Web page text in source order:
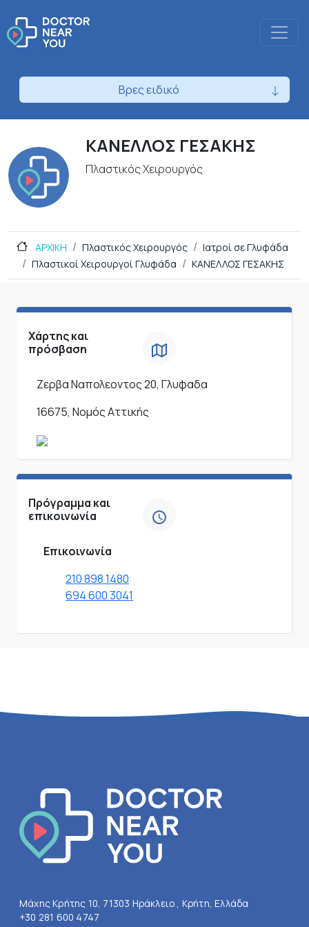
Βρες ειδικό
ΚΑΝΕΛΛΟΣ ΓΕΣΑΚΗΣ
Πλαστικός Χειρουργός
ΑΡΧΙΚΗ Πλαστικός Χειρουργός
Ιατροί σε Γλυφάδα
Πλαστικοί Χειρουργοί Γλυφάδα
ΚΑΝΕΛΛΟΣ ΓΕΣΑΚΗΣ
Χάρτης και
πρόσβαση
Ζερβα Ναπολεοντος 20, Γλυφαδα
16675, Νομός Αττικής
Πρόγραμμα και
επικοινωνία
Επικοινωνία
210 898 1480
694 600 3041
Μάχης Κρήτης 10, 71303 Ηράκλειο , Κρήτη, Ελλάδα
+30 281 600 4747